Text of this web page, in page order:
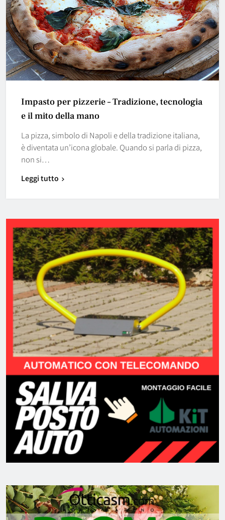
Impasto per pizzerie – Tradizione, tecnologia
e il mito della mano
La pizza, simbolo di Napoli e della tradizione italiana,
è diventata un’icona globale. Quando si parla di pizza,
non si…
Leggi tutto